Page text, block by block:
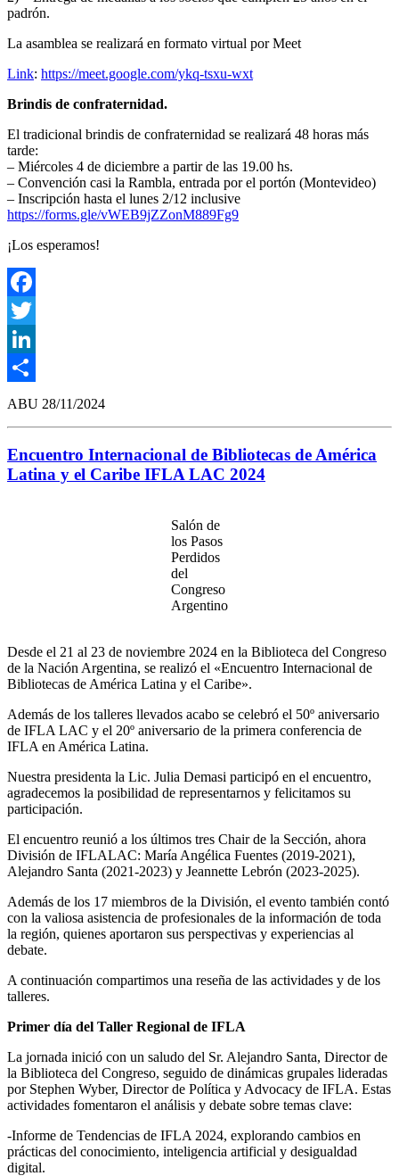
padrón.
La asamblea se realizará en formato virtual por Meet
Link: https://meet.google.com/ykq-tsxu-wxt
Brindis de confraternidad.
El tradicional brindis de confraternidad se realizará 48 horas más
tarde:
– Miércoles 4 de diciembre a partir de las 19.00 hs.
– Convención casi la Rambla, entrada por el portón (Montevideo)
– Inscripción hasta el lunes 2/12 inclusive
https://forms.gle/vWEB9jZZonM889Fg9
¡Los esperamos!
Facebook
Twitter
LinkedIn
Compartir
ABU 28/11/2024
Encuentro Internacional de Bibliotecas de América
Latina y el Caribe IFLA LAC 2024
Salón de
los Pasos
Perdidos
del
Congreso
Argentino
Desde el 21 al 23 de noviembre 2024 en la Biblioteca del Congreso
de la Nación Argentina, se realizó el «Encuentro Internacional de
Bibliotecas de América Latina y el Caribe».
Además de los talleres llevados acabo se celebró el 50º aniversario
de IFLA LAC y el 20º aniversario de la primera conferencia de
IFLA en América Latina.
Nuestra presidenta la Lic. Julia Demasi participó en el encuentro,
agradecemos la posibilidad de representarnos y felicitamos su
participación.
El encuentro reunió a los últimos tres Chair de la Sección, ahora
División de IFLALAC: María Angélica Fuentes (2019-2021),
Alejandro Santa (2021-2023) y Jeannette Lebrón (2023-2025).
Además de los 17 miembros de la División, el evento también contó
con la valiosa asistencia de profesionales de la información de toda
la región, quienes aportaron sus perspectivas y experiencias al
debate.
A continuación compartimos una reseña de las actividades y de los
talleres.
Primer día del Taller Regional de IFLA
La jornada inició con un saludo del Sr. Alejandro Santa, Director de
la Biblioteca del Congreso, seguido de dinámicas grupales lideradas
por Stephen Wyber, Director de Política y Advocacy de IFLA. Estas
actividades fomentaron el análisis y debate sobre temas clave:
-Informe de Tendencias de IFLA 2024, explorando cambios en
prácticas del conocimiento, inteligencia artificial y desigualdad
digital.